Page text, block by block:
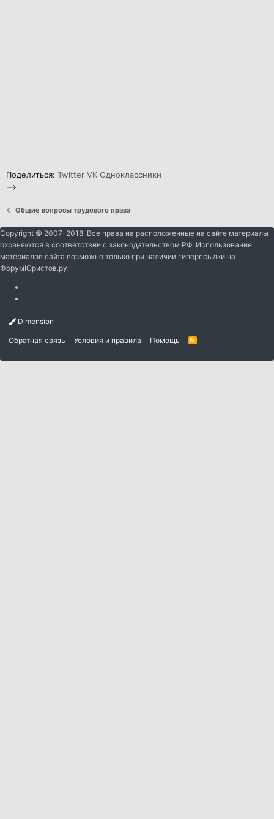
Поделиться: Twitter VK Одноклассники
-->
Общие вопросы трудового права
Copyright © 2007-2018. Все права на расположенные на сайте материалы
охраняются в соответствии с законодательством РФ. Использование
материалов сайта возможно только при наличии гиперссылки на
ФорумЮристов.ру.
Dimension
Обратная связь Условия и правила Помощь